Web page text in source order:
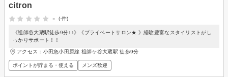
citron
-
(-件)
《祖師谷大蔵駅徒歩9分♪♪》《プライベートサロン★ 》経験豊富なスタイリストがし
っかりサポート！！
アクセス：小田急小田原線 祖師ケ谷大蔵駅 徒歩9分
ポイントが貯まる・使える メンズ歓迎